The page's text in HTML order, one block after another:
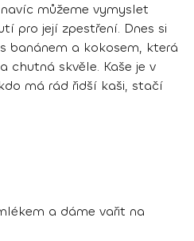
můžeme vymyslet
pro její zpestření. Dnes si
banánem a kokosem, která
chutná skvěle. Kaše je v
má rád řidší kaši, stačí
a dáme vařit na